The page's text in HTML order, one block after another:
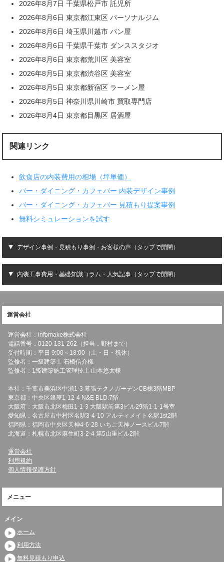
2026年8月7日 千葉県松戸市 託児所
2026年8月6日 東京都江東区 パーソナルジム
2026年8月6日 埼玉県川越市 パン屋
2026年8月6日 千葉県千葉市 ダンススタジオ
2026年8月6日 東京都荒川区 美容室
2026年8月5日 東京都渋谷区 美容室
2026年8月5日 東京都新宿区 ラーメン屋
2026年8月5日 神奈川県川崎市 買取専門店
2026年8月4日 東京都目黒区 居酒屋
関連リンク
飲食店の内装費用の相場（坪単価）
バー・ダイニング・カフェバー 内装デザイン事例
バー・ダイニング・カフェバー 見積もり提案事例
無料シミュレーションを試す
デザイン事例・見積もり事例・お客様の声（タップで開閉）
内装工事費用・基礎知識コラム・人気記事（タップで開閉）
運営会社
運営会社：infomake株式会社
電話番号：0120-131-262（担当：野村まで）
受付時間：平日 9:00～18:00（土・日・祝休）
監修者：一級建築士 石橋信介様
監修者：1級建築施工管理技士 山本悠太様
本社：千葉市美浜区中瀬1-3 幕張テクノガーデンCB棟3階MBP
東京都：中央区銀座1-12-4 N&E BLD.7階
大阪府：大阪市北区梅田1-1-3 大阪駅前第3ビル29階1-1-1号室
愛知県：名古屋市中村区名駅3-4-10 アルティメイト名駅1st2階
福岡県：福岡市中央区天神4-6-28 いちご天神ノースビル7階
北海道：札幌市北区麻生町3-2-4 第5山重ビル2階
運営会社
利用規約
個人情報保護方針
メニュー
メイン
ホーム
利用方法
無料見積もり申込